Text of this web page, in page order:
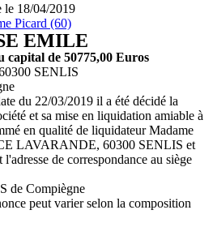
le 18/04/2019
Picard (60)
EMILE
capital de 50775,00 Euros
SENLIS
du 22/03/2019 il a été décidé la
et sa mise en liquidation amiable à
en qualité de liquidateur Madame
LAVARANDE, 60300 SENLIS et
de correspondance au siège
de Compiègne
peut varier selon la composition